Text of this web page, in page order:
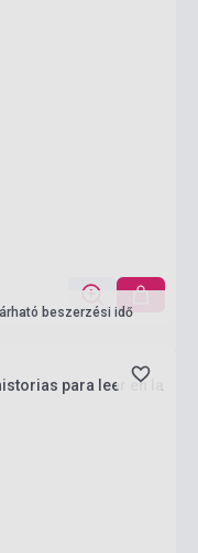
beszerzési idő
para leer en la